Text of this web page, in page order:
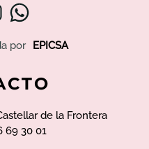
por EPICSA
de la Frontera
69 30 01